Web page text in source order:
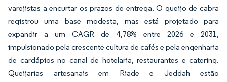
varejistas a encurtar os prazos de entrega. O queijo de cabra
registrou uma base modesta, mas está projetado para
expandir a um CAGR de 4,78% entre 2026 e 2031,
impulsionado pela crescente cultura de cafés e pela engenharia
de cardápios no canal de hotelaria, restaurantes e catering.
Queijarias artesanais em Riade e Jeddah estão